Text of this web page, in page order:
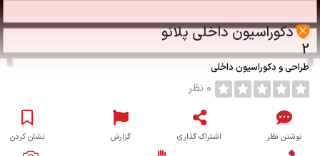
دکوراسیون داخلی پلانو
2
طراحی و دکوراسیون داخلی
0 نظر
نوشتن نظر اشتراک گذاری گزارش نشان کردن